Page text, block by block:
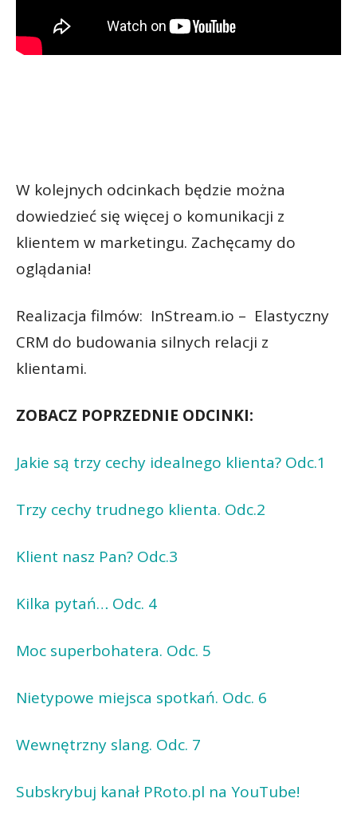
W kolejnych odcinkach będzie można
dowiedzieć się więcej o komunikacji z
klientem w marketingu. Zachęcamy do
oglądania!
Realizacja filmów: InStream.io – Elastyczny
CRM do budowania silnych relacji z
klientami.
ZOBACZ POPRZEDNIE ODCINKI:
Jakie są trzy cechy idealnego klienta? Odc.1
Trzy cechy trudnego klienta. Odc.2
Klient nasz Pan? Odc.3
Kilka pytań… Odc. 4
Moc superbohatera. Odc. 5
Nietypowe miejsca spotkań. Odc. 6
Wewnętrzny slang. Odc. 7
Subskrybuj kanał PRoto.pl na YouTube!